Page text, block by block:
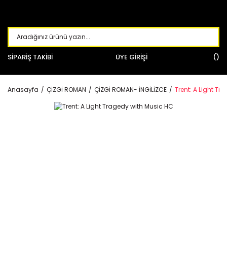
SİPARİŞ TAKİBİ ÜYE GİRİŞİ
Anasayfa ÇİZGİ ROMAN ÇİZGİ ROMAN- İNGİLİZCE Trent: A Light